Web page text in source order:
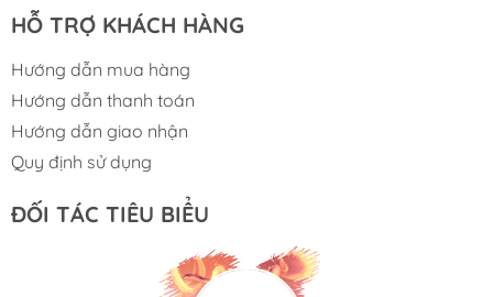
HỖ TRỢ KHÁCH HÀNG
Hướng dẫn mua hàng
Hướng dẫn thanh toán
Hướng dẫn giao nhận
Quy định sử dụng
ĐỐI TÁC TIÊU BIỂU